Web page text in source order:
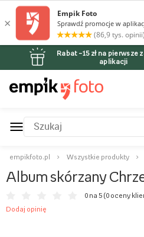
Rabat –15 zł na pierwsze
aplikacji
empikfoto.pl Wszystkie produkty
Album skórzany
0 na 5 (0 oceny
Dodaj opinię